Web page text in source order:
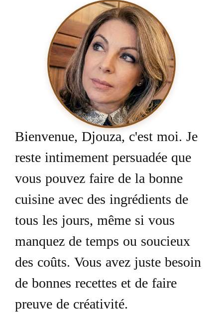
Bienvenue, Djouza, c'est moi. Je
reste intimement persuadée que
vous pouvez faire de la bonne
cuisine avec des ingrédients de
tous les jours, même si vous
manquez de temps ou soucieux
des coûts. Vous avez juste besoin
de bonnes recettes et de faire
preuve de créativité.